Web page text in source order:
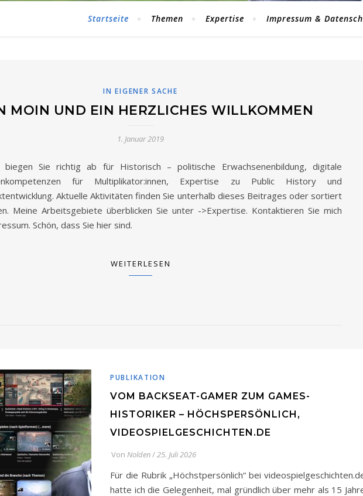
Startseite Themen Expertise Impressum &
IN EIGENER SACHE
MOIN UND EIN HERZLICHES WILLKOMMEN
1. Januar 2019
Sie richtig ab für Historisch – politische Erwachsenenbildung, digitale
für Multiplikator:innen, Expertise zu Public History und
Aktuelle Aktivitäten finden Sie unterhalb dieses Beitrages oder sortiert
Meine Arbeitsgebiete überblicken Sie unter ->Expertise. Kontaktieren Sie mich
Schön, dass Sie hier sind.
WEITERLESEN
PUBLIKATION
VOM BACKSEAT-GAMER ZUM GAMES-
HISTORIKER – HÖCHSPERSÖNLICH,
VIDEOSPIELGESCHICHTEN.DE
Von Nolden/25. Juli 2026
Für die Rubrik „Höchstpersönlich“ bei
hatte ich die Gelegenheit, mal gründlich über mehr als 15